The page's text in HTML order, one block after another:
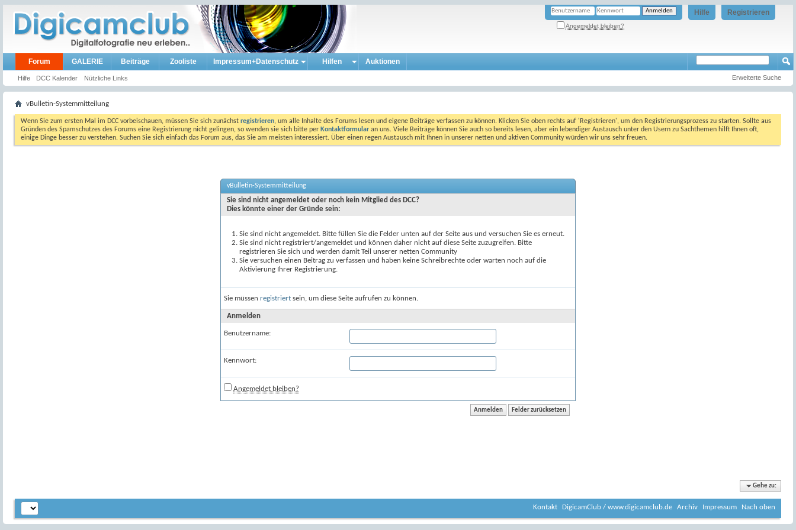
Registrieren
Hilfe
Angemeldet bleiben?
Forum
Hilfe DCC Kalender Nützliche Links
GALERIE Beiträge Zooliste Impressum+Datenschutz Hilfen Auktionen
Erweiterte Suche
vBulletin-Systemmitteilung
Wenn Sie zum ersten Mal im DCC vorbeischauen, müssen Sie sich zunächst registrieren, um alle Inhalte des Forums lesen und eigene Beiträge verfassen zu können. Klicken Sie oben rechts auf 'Registrieren', um den Registrierungsprozess zu starten. Sollte aus
Gründen des Spamschutzes des Forums eine Registrierung nicht gelingen, so wenden sie sich bitte per Kontaktformular an uns. Viele Beiträge können Sie auch so bereits lesen, aber ein lebendiger Austausch unter den Usern zu Sachthemen hilft Ihnen oft,
einige Dinge besser zu verstehen. Suchen Sie sich einfach das Forum aus, das Sie am meisten interessiert. Über einen regen Austausch mit Ihnen in unserer netten und aktiven Community würden wir uns sehr freuen.
vBulletin-Systemmitteilung
Sie sind nicht angemeldet oder noch kein Mitglied des DCC?
Dies könnte einer der Gründe sein:
Sie sind nicht angemeldet. Bitte füllen Sie die Felder unten auf der Seite aus und versuchen Sie es erneut.
Sie sind nicht registriert/angemeldet und können daher nicht auf diese Seite zuzugreifen. Bitte
registrieren Sie sich und werden damit Teil unserer netten Community
Sie versuchen einen Beitrag zu verfassen und haben keine Schreibrechte oder warten noch auf die
Aktivierung Ihrer Registrierung.
Sie müssen registriert sein, um diese Seite aufrufen zu können.
Anmelden
Benutzername:
Kennwort:
Angemeldet bleiben?
Gehe zu:
Kontakt DigicamClub / www.digicamclub.de Archiv Impressum Nach oben